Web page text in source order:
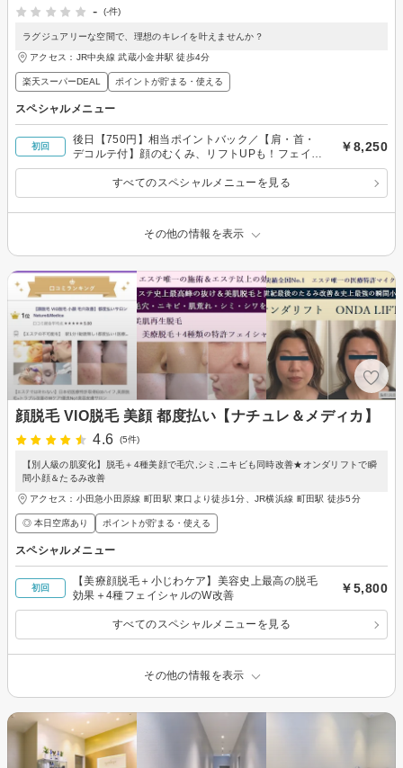
-
(-件)
ラグジュアリーな空間で、理想のキレイを叶えませんか？
アクセス：JR中央線 武蔵小金井駅 徒歩4分
楽天スーパーDEAL ポイントが貯まる・使える
スペシャルメニュー
初回
後日【750円】相当ポイントバック／【肩・首・
デコルテ付】顔のむくみ、リフトUPも！フェイシ
ャル80分
￥8,250
すべてのスペシャルメニューを見る
その他の情報を表示
顔脱毛 VIO脱毛 美顔 都度払い【ナチュレ＆メディカ】
4.6
(5件)
【別人級の肌変化】脱毛＋4種美顔で毛穴,シミ,ニキビも同時改善★オンダリフトで瞬
間小顔＆たるみ改善
アクセス：小田急小田原線 町田駅 東口より徒歩1分、JR横浜線 町田駅 徒歩5分
◎ 本日空席あり ポイントが貯まる・使える
スペシャルメニュー
初回
【美療顔脱毛＋小じわケア】美容史上最高の脱毛
効果＋4種フェイシャルのW改善
￥5,800
すべてのスペシャルメニューを見る
その他の情報を表示